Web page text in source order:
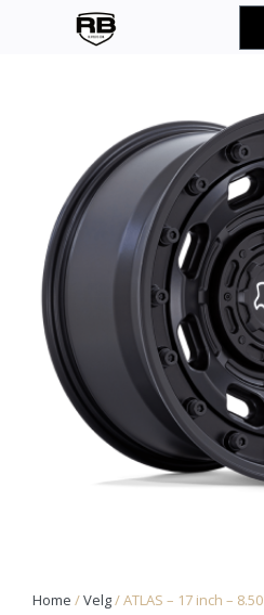
Home /Velg/ ATLAS – 17 inch –